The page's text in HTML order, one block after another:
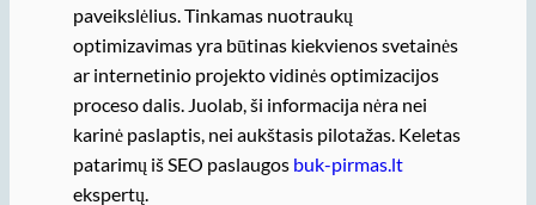
paveikslėlius. Tinkamas nuotraukų
optimizavimas yra būtinas kiekvienos svetainės
ar internetinio projekto vidinės optimizacijos
proceso dalis. Juolab, ši informacija nėra nei
karinė paslaptis, nei aukštasis pilotažas. Keletas
patarimų iš SEO paslaugos buk-pirmas.lt
ekspertų.